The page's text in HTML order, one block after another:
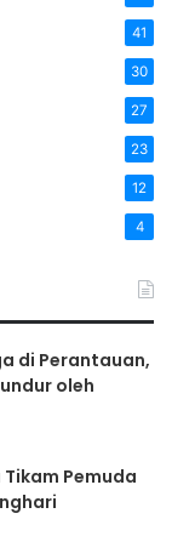
41
30
27
23
12
4
di Perantauan,
oleh
Pemuda